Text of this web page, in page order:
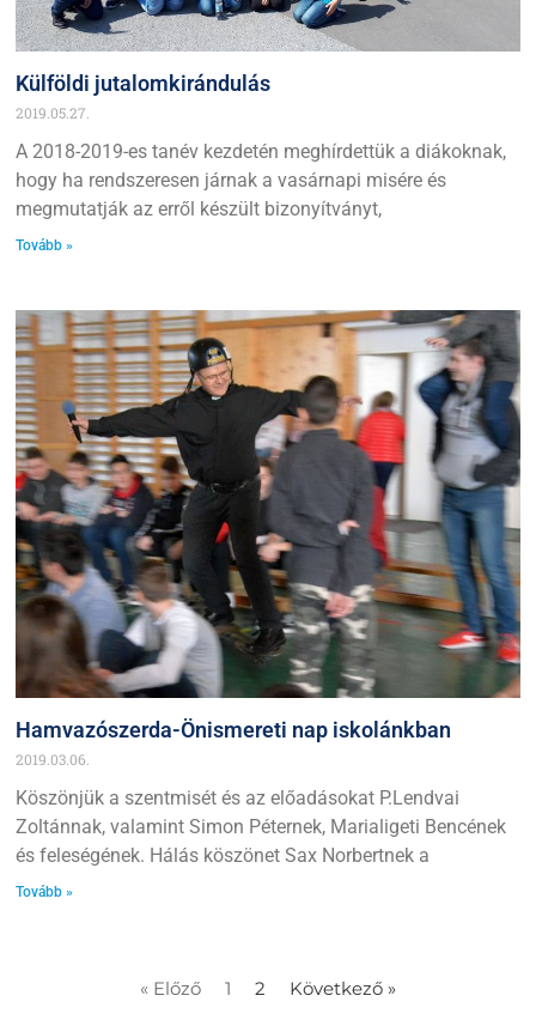
Külföldi jutalomkirándulás
2019.05.27.
A 2018-2019-es tanév kezdetén meghírdettük a diákoknak,
hogy ha rendszeresen járnak a vasárnapi misére és
megmutatják az erről készült bizonyítványt,
Tovább »
Hamvazószerda-Önismereti nap iskolánkban
2019.03.06.
Köszönjük a szentmisét és az előadásokat P.Lendvai
Zoltánnak, valamint Simon Péternek, Marialigeti Bencének
és feleségének. Hálás köszönet Sax Norbertnek a
Tovább »
« Előző 1 2 Következő »